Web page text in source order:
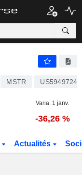
MSTR
Varia. 1 janv.
-36,26 %
Actualités